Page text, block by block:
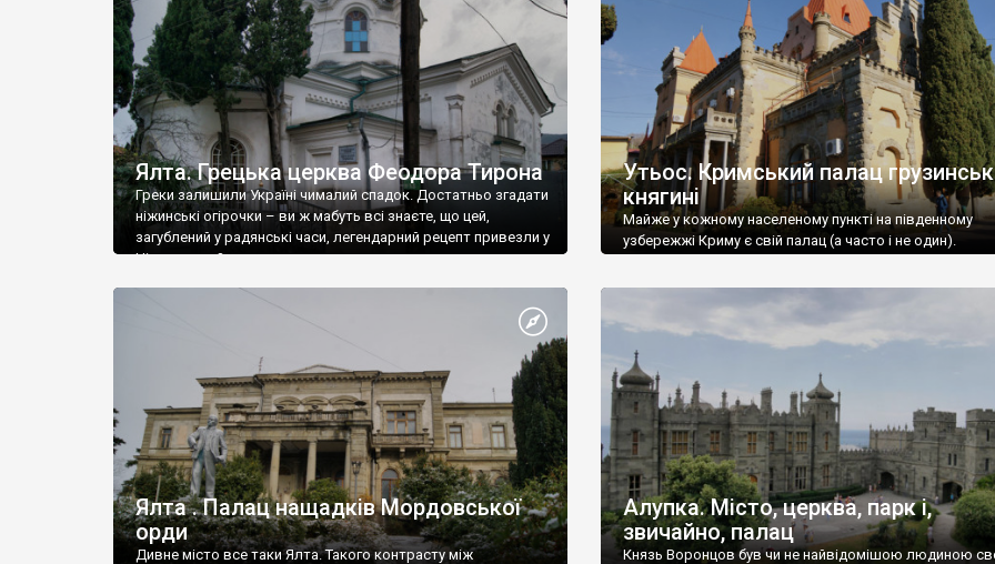
Херсонесу Таврійського названо місто […]
Ялта. Грецька церква Феодора Тирона
Греки залишили Україні чималий спадок. Достатньо згадати
ніжинські огірочки – ви ж мабуть всі знаєте, що цей,
загублений у радянські часи, легендарний рецепт привезли у
Ніжин греки?
Утьос. Кримський палац
княгині
Майже у кожному населеному пункті на південному
узбережжі Криму є свій палац (а часто і не один).
Ялта . Палац нащадків Мордовської
орди
Дивне місто все таки Ялта. Такого контрасту між
Алупка. Місто, церква, парк і,
звичайно, палац
Князь Воронцов був чи не найвідомішою людиною